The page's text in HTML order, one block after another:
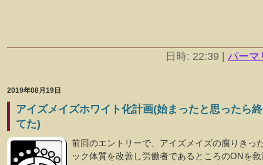
日時: 22:39 | パーマ
2019年08月19日
アイズメイズホワイト化計画(始まったと思ったら
てた)
前回のエントリーで、アイズメイズの腐りきっ
ック体質を改善し労働者であるところのONを